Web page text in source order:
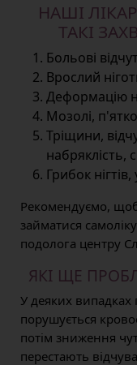
НАШІ
ТАКІ
Больові
Врослий
Деформацію
Мозолі,
Тріщини,
набряклість,
Грибок
Рекомендуємо,
займатися
подолога центру
ЯКІ ЩЕ
У деяких випадках
порушується
потім зниження
перестають